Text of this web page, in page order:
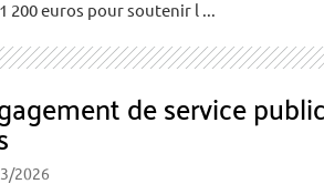
200 euros pour soutenir l ...
de service
2026